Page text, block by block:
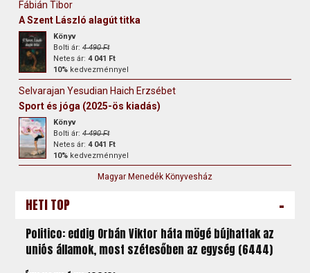
Fábián Tibor
A Szent László alagút titka
Könyv
Bolti ár:4 490 Ft
Netes ár:4 041 Ft
10% kedvezménnyel
Selvarajan Yesudian Haich Erzsébet
Sport és jóga (2025-ös kiadás)
Könyv
Bolti ár:4 490 Ft
Netes ár:4 041 Ft
10% kedvezménnyel
Magyar Menedék Könyvesház
HETI TOP -
Politico: eddig Orbán Viktor háta mögé bújhattak az
uniós államok, most szétesőben az egység (6444)